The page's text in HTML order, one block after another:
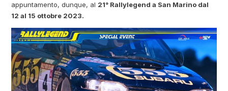
appuntamento, dunque, al 21° Rallylegend a San Marino dal
12 al 15 ottobre 2023.